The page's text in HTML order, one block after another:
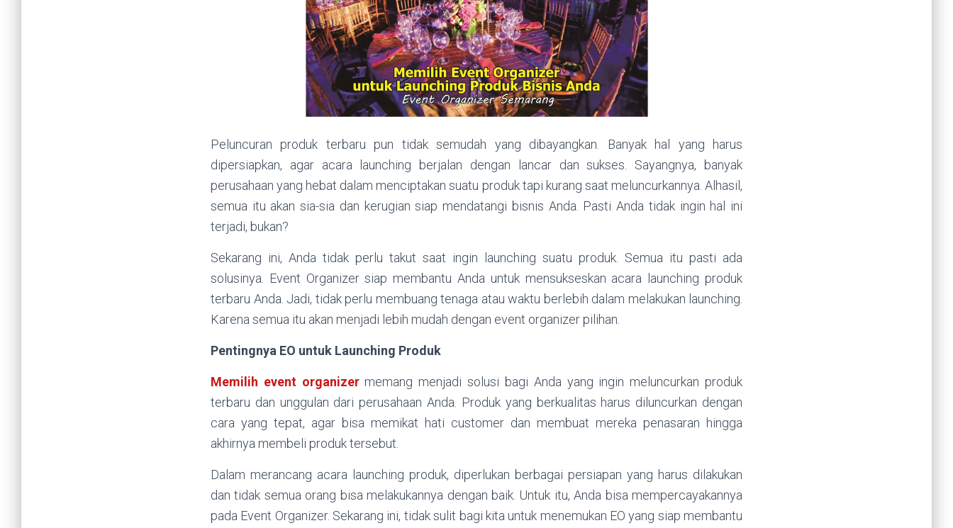
Peluncuran produk terbaru pun tidak semudah yang dibayangkan. Banyak hal yang harus
dipersiapkan, agar acara launching berjalan dengan lancar dan sukses. Sayangnya, banyak
perusahaan yang hebat dalam menciptakan suatu produk tapi kurang saat meluncurkannya. Alhasil,
semua itu akan sia-sia dan kerugian siap mendatangi bisnis Anda. Pasti Anda tidak ingin hal ini
terjadi, bukan?
Sekarang ini, Anda tidak perlu takut saat ingin launching suatu produk. Semua itu pasti ada
solusinya. Event Organizer siap membantu Anda untuk mensukseskan acara launching produk
terbaru Anda. Jadi, tidak perlu membuang tenaga atau waktu berlebih dalam melakukan launching.
Karena semua itu akan menjadi lebih mudah dengan event organizer pilihan.
Pentingnya EO untuk Launching Produk
Memilih event organizer memang menjadi solusi bagi Anda yang ingin meluncurkan produk
terbaru dan unggulan dari perusahaan Anda. Produk yang berkualitas harus diluncurkan dengan
cara yang tepat, agar bisa memikat hati customer dan membuat mereka penasaran hingga
akhirnya membeli produk tersebut.
Dalam merancang acara launching produk, diperlukan berbagai persiapan yang harus dilakukan
dan tidak semua orang bisa melakukannya dengan baik. Untuk itu, Anda bisa mempercayakannya
pada Event Organizer. Sekarang ini, tidak sulit bagi kita untuk menemukan EO yang siap membantu